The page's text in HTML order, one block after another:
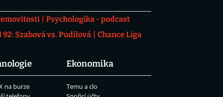
Psychologika - podcast
92: Szabová vs. Pudilová
Chance Liga
na burze
Ekonomika
Temu a clo